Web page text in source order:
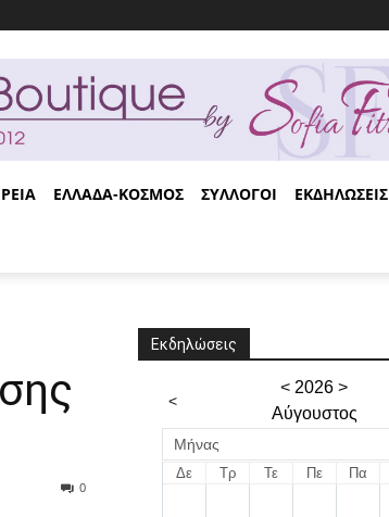
ΕΛΛΑΔΑ-ΚΟΣΜΟΣ ΣΥΛΛΟΓΟΙ ΕΚΔΗΛΩΣΕΙΣ
0
Εκδηλώσεις
<
< 2026 >
Αύγουστος
Μήνας
Δε Τρ Τε Πε Πα